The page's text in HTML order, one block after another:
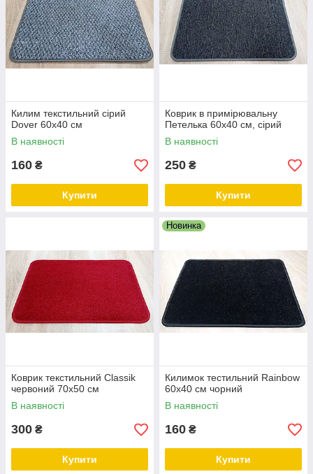
Килим текстильний сірий
Dover 60х40 см
В наявності
160 ₴
Купити
Коврик в примірювальну
Петелька 60x40 см, сірий
В наявності
250 ₴
Купити
Коврик текстильний Classik
червоний 70х50 см
В наявності
300 ₴
Купити
Новинка
Килимок тестильний Rainbow
60х40 см чорний
В наявності
160 ₴
Купити